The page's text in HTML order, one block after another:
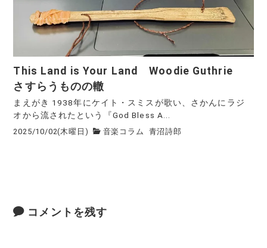
This Land is Your Land Woodie Guthrie
さすらうものの轍
まえがき 1938年にケイト・スミスが歌い、さかんにラジ
オから流されたという『God Bless A...
2025/10/02(木曜日) 音楽コラム 青沼詩郎
コメントを残す